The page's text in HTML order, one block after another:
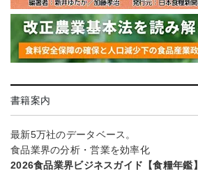
書籍案内
最新5万社のデータベース。
食品業界の分析・営業を効率化
2026食品業界ビジネスガイド【食糧年鑑】